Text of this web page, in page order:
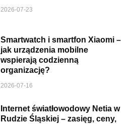
2026-07-23
Smartwatch i smartfon Xiaomi –
jak urządzenia mobilne
wspierają codzienną
organizację?
2026-07-16
Internet światłowodowy Netia w
Rudzie Śląskiej – zasięg, ceny,